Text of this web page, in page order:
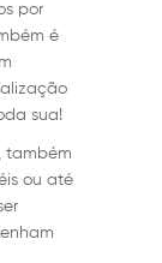
por
é
sua!
também
ou até